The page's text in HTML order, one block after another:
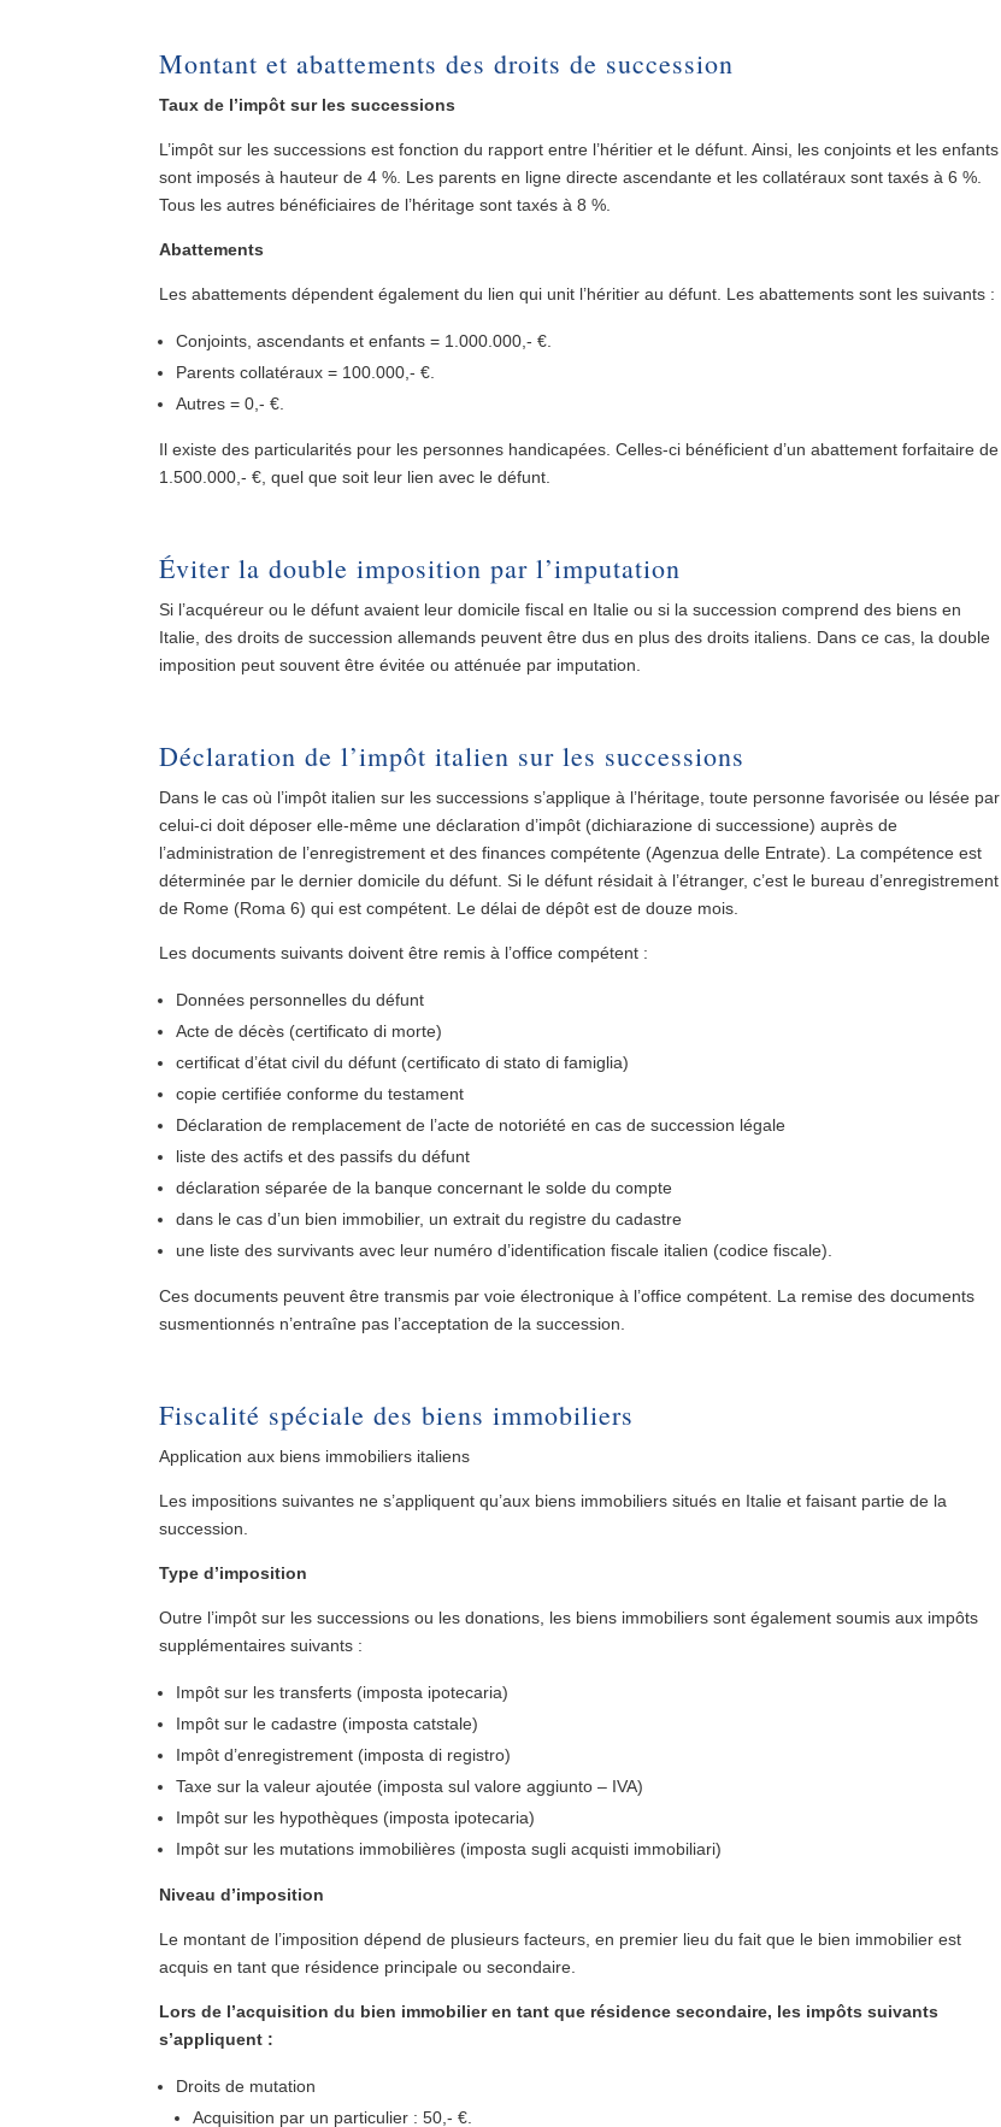
Montant et abattements des droits de succession
Taux de l’impôt sur les successions
L’impôt sur les successions est fonction du rapport entre l’héritier et le défunt. Ainsi, les conjoints et les enfants
sont imposés à hauteur de 4 %. Les parents en ligne directe ascendante et les collatéraux sont taxés à 6 %.
Tous les autres bénéficiaires de l’héritage sont taxés à 8 %.
Abattements
Les abattements dépendent également du lien qui unit l’héritier au défunt. Les abattements sont les suivants :
Conjoints, ascendants et enfants = 1.000.000,- €.
Parents collatéraux = 100.000,- €.
Autres = 0,- €.
Il existe des particularités pour les personnes handicapées. Celles-ci bénéficient d’un abattement forfaitaire de
1.500.000,- €, quel que soit leur lien avec le défunt.
Éviter la double imposition par l’imputation
Si l’acquéreur ou le défunt avaient leur domicile fiscal en Italie ou si la succession comprend des biens en
Italie, des droits de succession allemands peuvent être dus en plus des droits italiens. Dans ce cas, la double
imposition peut souvent être évitée ou atténuée par imputation.
Déclaration de l’impôt italien sur les successions
Dans le cas où l’impôt italien sur les successions s’applique à l’héritage, toute personne favorisée ou lésée par
celui-ci doit déposer elle-même une déclaration d’impôt (dichiarazione di successione) auprès de
l’administration de l’enregistrement et des finances compétente (Agenzua delle Entrate). La compétence est
déterminée par le dernier domicile du défunt. Si le défunt résidait à l’étranger, c’est le bureau d’enregistrement
de Rome (Roma 6) qui est compétent. Le délai de dépôt est de douze mois.
Les documents suivants doivent être remis à l’office compétent :
Données personnelles du défunt
Acte de décès (certificato di morte)
certificat d’état civil du défunt (certificato di stato di famiglia)
copie certifiée conforme du testament
Déclaration de remplacement de l’acte de notoriété en cas de succession légale
liste des actifs et des passifs du défunt
déclaration séparée de la banque concernant le solde du compte
dans le cas d’un bien immobilier, un extrait du registre du cadastre
une liste des survivants avec leur numéro d’identification fiscale italien (codice fiscale).
Ces documents peuvent être transmis par voie électronique à l’office compétent. La remise des documents
susmentionnés n’entraîne pas l’acceptation de la succession.
Fiscalité spéciale des biens immobiliers
Application aux biens immobiliers italiens
Les impositions suivantes ne s’appliquent qu’aux biens immobiliers situés en Italie et faisant partie de la
succession.
Type d’imposition
Outre l’impôt sur les successions ou les donations, les biens immobiliers sont également soumis aux impôts
supplémentaires suivants :
Impôt sur les transferts (imposta ipotecaria)
Impôt sur le cadastre (imposta catstale)
Impôt d’enregistrement (imposta di registro)
Taxe sur la valeur ajoutée (imposta sul valore aggiunto – IVA)
Impôt sur les hypothèques (imposta ipotecaria)
Impôt sur les mutations immobilières (imposta sugli acquisti immobiliari)
Niveau d’imposition
Le montant de l’imposition dépend de plusieurs facteurs, en premier lieu du fait que le bien immobilier est
acquis en tant que résidence principale ou secondaire.
Lors de l’acquisition du bien immobilier en tant que résidence secondaire, les impôts suivants
s’appliquent :
Droits de mutation
Acquisition par un particulier : 50,- €.